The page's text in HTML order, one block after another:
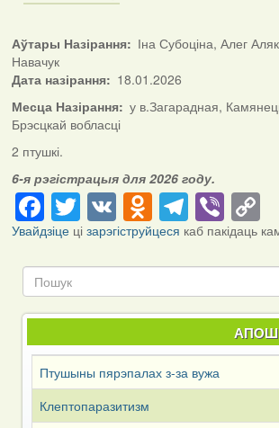
Аўтары Назірання
Іна Субоціна, Алег
Навачук
Дата назірання
18.01.2026
Месца Назірання
у в.Загарадная,
Брэсцкай вобласці
2 птушкі.
6-я рэгістрацыя для 2026 году.
Facebook
Twitter
VK Viber
Увайдзіцеці зарэгіструйцеся каб пакідаць
Птушыны пярэпалах з-за вужа
Клептопаразитизм